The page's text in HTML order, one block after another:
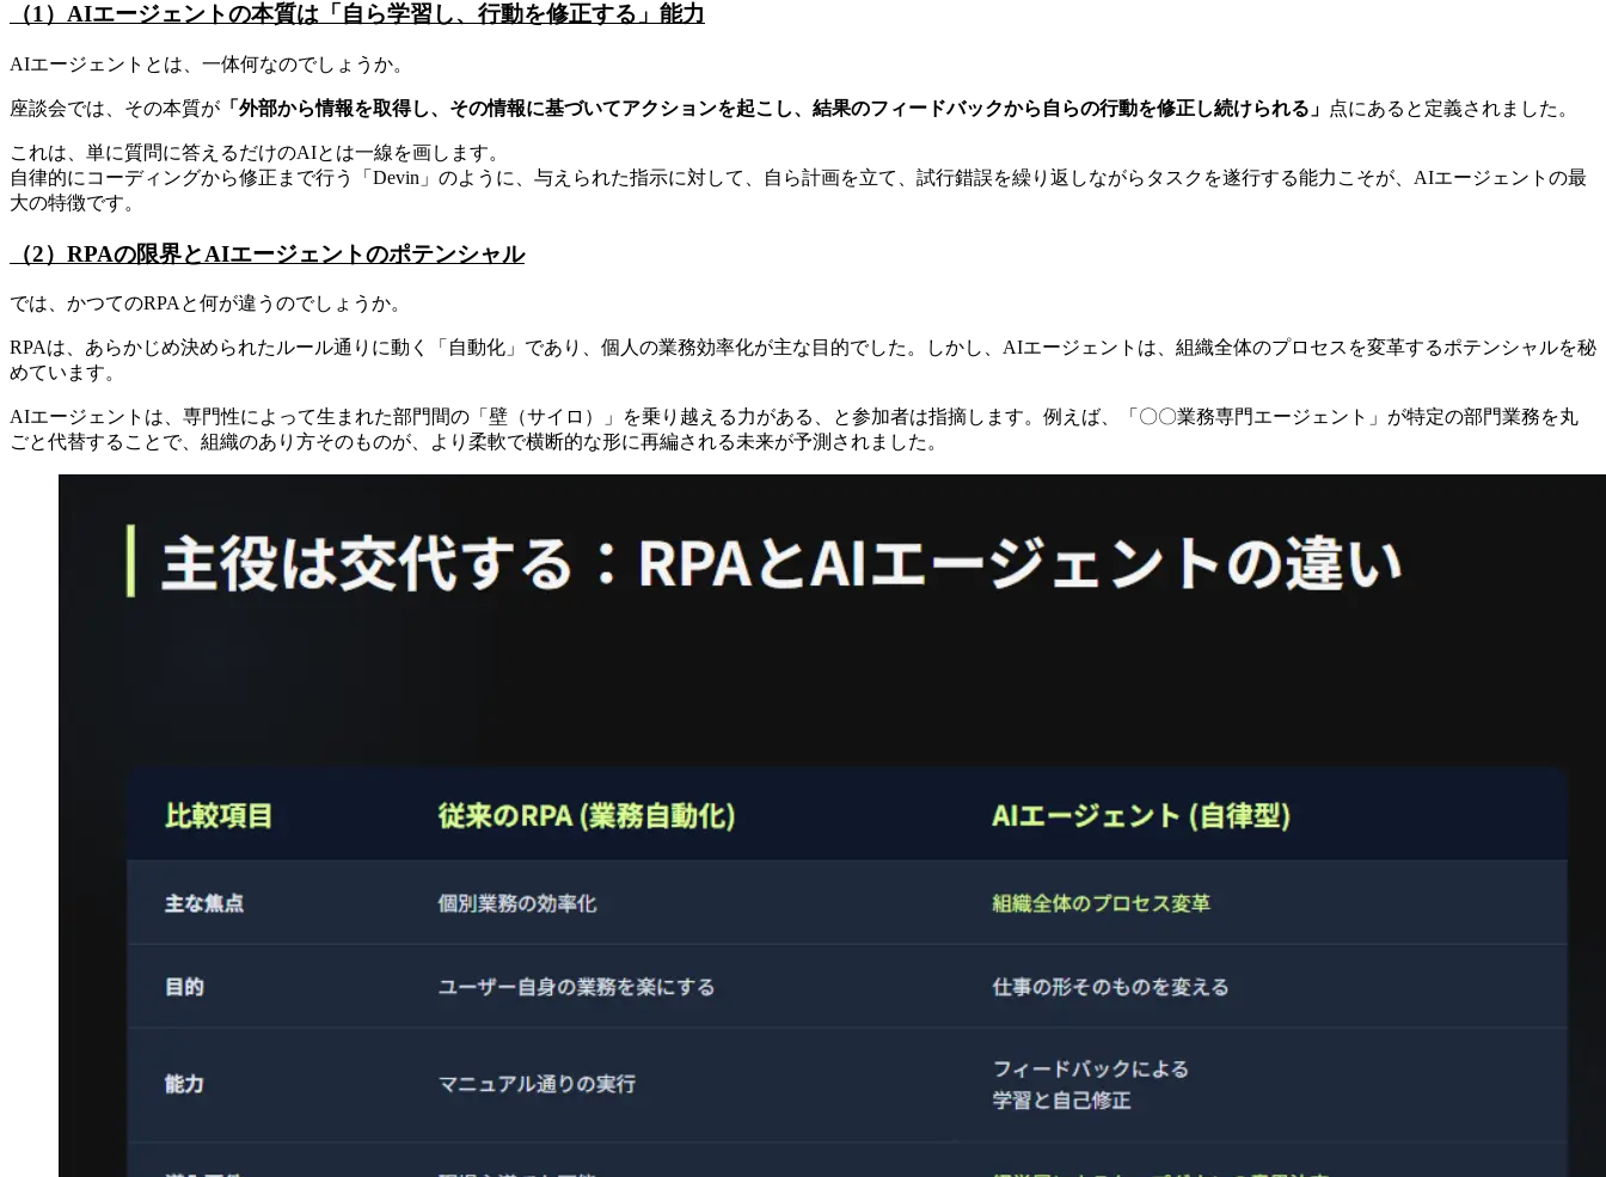
（1）AIエージェントの本質は「自ら学習し、行動を修正する」能力
AIエージェントとは、一体何なのでしょうか。
座談会では、その本質が 「外部から情報を取得し、その情報に基づいてアクションを起こし、結果のフィードバックから自らの行動を修正し続けられる」 点にあると定義されました。
これは、単に質問に答えるだけのAIとは一線を画します。
自律的にコーディングから修正まで行う「Devin」のように、与えられた指示に対して、自ら計画を立て、試行錯誤を繰り返しながらタスクを遂行する能力こそが、AIエージェントの最
大の特徴です。
（2）RPAの限界とAIエージェントのポテンシャル
では、かつてのRPAと何が違うのでしょうか。
RPAは、あらかじめ決められたルール通りに動く「自動化」であり、個人の業務効率化が主な目的でした。しかし、AIエージェントは、組織全体のプロセスを変革するポテンシャルを秘
めています。
AIエージェントは、専門性によって生まれた部門間の「壁（サイロ）」を乗り越える力がある、と参加者は指摘します。例えば、「〇〇業務専門エージェント」が特定の部門業務を丸
ごと代替することで、組織のあり方そのものが、より柔軟で横断的な形に再編される未来が予測されました。